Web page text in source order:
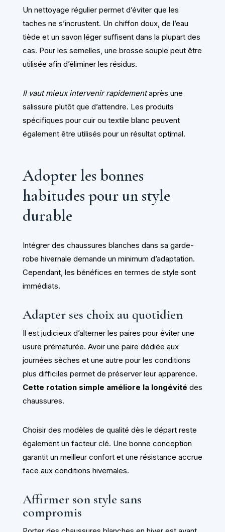
Un nettoyage régulier permet d’éviter que les
taches ne s’incrustent. Un chiffon doux, de l’eau
tiède et un savon léger suffisent dans la plupart des
cas. Pour les semelles, une brosse souple peut être
utilisée afin d’éliminer les résidus.
Il vaut mieux intervenir rapidementaprès une
salissure plutôt que d’attendre. Les produits
spécifiques pour cuir ou textile blanc peuvent
également être utilisés pour un résultat optimal.
Adopter les bonnes
habitudes pour un style
durable
Intégrer des chaussures blanches dans sa garde-
robe hivernale demande un minimum d’adaptation.
Cependant, les bénéfices en termes de style sont
immédiats.
Adapter ses choix au quotidien
Il est judicieux d’alterner les paires pour éviter une
usure prématurée. Avoir une paire dédiée aux
journées sèches et une autre pour les conditions
plus difficiles permet de préserver leur apparence.
Cette rotation simple améliore la longévité des
chaussures.
Choisir des modèles de qualité dès le départ reste
également un facteur clé. Une bonne conception
garantit un meilleur confort et une résistance accrue
face aux conditions hivernales.
Affirmer son style sans
compromis